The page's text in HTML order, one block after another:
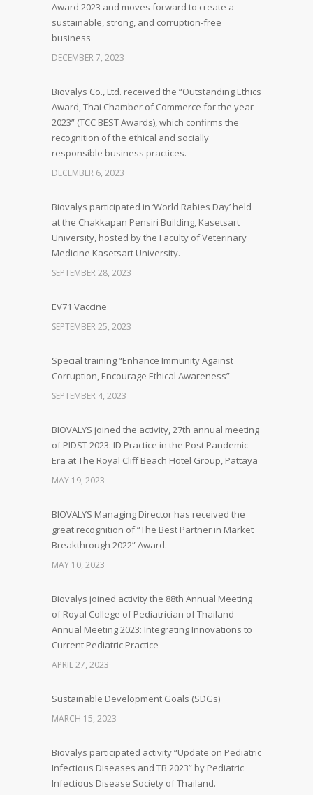
Award 2023 and moves forward to create a
sustainable, strong, and corruption-free
business
DECEMBER 7, 2023
Biovalys Co., Ltd. received the “Outstanding Ethics
Award, Thai Chamber of Commerce for the year
2023” (TCC BEST Awards), which confirms the
recognition of the ethical and socially
responsible business practices.
DECEMBER 6, 2023
Biovalys participated in ‘World Rabies Day’ held
at the Chakkapan Pensiri Building, Kasetsart
University, hosted by the Faculty of Veterinary
Medicine Kasetsart University.
SEPTEMBER 28, 2023
EV71 Vaccine
SEPTEMBER 25, 2023
Special training “Enhance Immunity Against
Corruption, Encourage Ethical Awareness”
SEPTEMBER 4, 2023
BIOVALYS joined the activity, 27th annual meeting
of PIDST 2023: ID Practice in the Post Pandemic
Era at The Royal Cliff Beach Hotel Group, Pattaya
MAY 19, 2023
BIOVALYS Managing Director has received the
great recognition of “The Best Partner in Market
Breakthrough 2022” Award.
MAY 10, 2023
Biovalys joined activity the 88th Annual Meeting
of Royal College of Pediatrician of Thailand
Annual Meeting 2023: Integrating Innovations to
Current Pediatric Practice
APRIL 27, 2023
Sustainable Development Goals (SDGs)
MARCH 15, 2023
Biovalys participated activity “Update on Pediatric
Infectious Diseases and TB 2023” by Pediatric
Infectious Disease Society of Thailand.